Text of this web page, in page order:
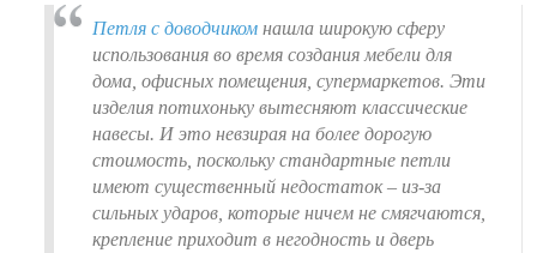
Петля с доводчиком нашла широкую сферу
использования во время создания мебели для
дома, офисных помещения, супермаркетов. Эти
изделия потихоньку вытесняют классические
навесы. И это невзирая на более дорогую
стоимость, поскольку стандартные петли
имеют существенный недостаток – из-за
сильных ударов, которые ничем не смягчаются,
крепление приходит в негодность и дверь